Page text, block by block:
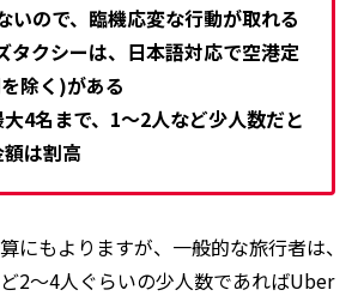
いので、臨機応変な行動が取れる
タクシーは、日本語対応で空港定
除く)がある
大4名まで、1～2人など少人数だと
は割高
にもよりますが、一般的な旅行者は、
2～4人ぐらいの少人数であればUber